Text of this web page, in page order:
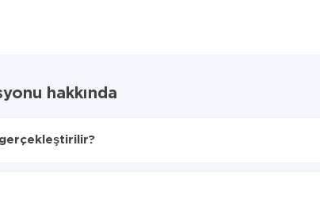
hakkında
gerçekleştirilir?